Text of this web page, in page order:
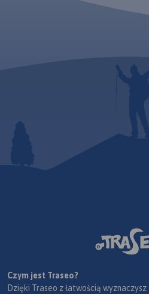
Czym jest Traseo?
Dzięki Traseo z łatwością